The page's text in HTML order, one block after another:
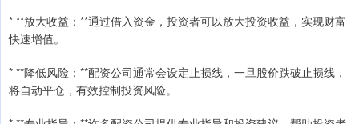
* **放大收益：**通过借入资金，投资者可以放大投资收益，实现财富
快速增值。
* **降低风险：**配资公司通常会设定止损线，一旦股价跌破止损线，
将自动平仓，有效控制投资风险。